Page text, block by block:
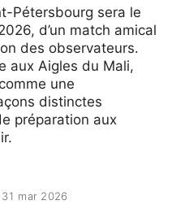
Pétersbourg sera le
d’un match amical
des observateurs.
aux Aigles du Mali,
une
distinctes
préparation aux
mar 2026